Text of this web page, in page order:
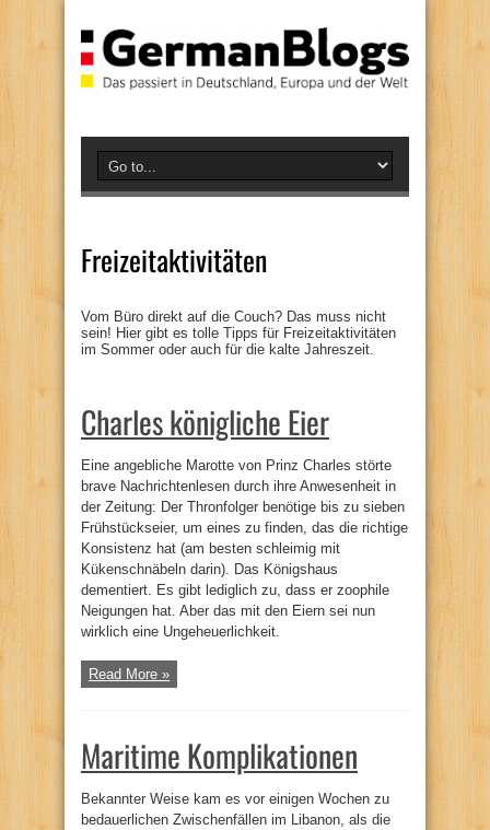
Freizeitaktivitäten
Vom Büro direkt auf die Couch? Das muss nicht
sein! Hier gibt es tolle Tipps für Freizeitaktivitäten
im Sommer oder auch für die kalte Jahreszeit.
Charles königliche Eier
Eine angebliche Marotte von Prinz Charles störte
brave Nachrichtenlesen durch ihre Anwesenheit in
der Zeitung: Der Thronfolger benötige bis zu sieben
Frühstückseier, um eines zu finden, das die richtige
Konsistenz hat (am besten schleimig mit
Kükenschnäbeln darin). Das Königshaus
dementiert. Es gibt lediglich zu, dass er zoophile
Neigungen hat. Aber das mit den Eiern sei nun
wirklich eine Ungeheuerlichkeit.
Read More »
Maritime Komplikationen
Bekannter Weise kam es vor einigen Wochen zu
bedauerlichen Zwischenfällen im Libanon, als die